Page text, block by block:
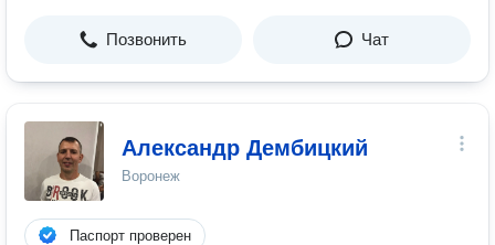
Позвонить Чат
Александр Дембицкий
Воронеж
Паспорт проверен